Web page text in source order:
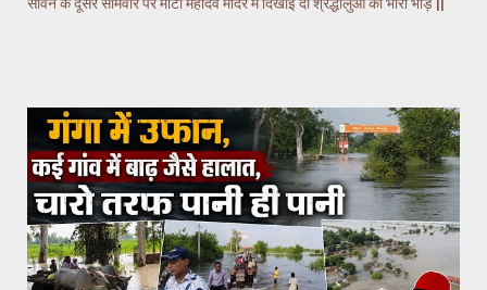
सावन के दूसरे सोमवार पर मोटा महादेव मंदिर मे दिखाई दी श्रद्धालुओं की भारी भीड़ ||